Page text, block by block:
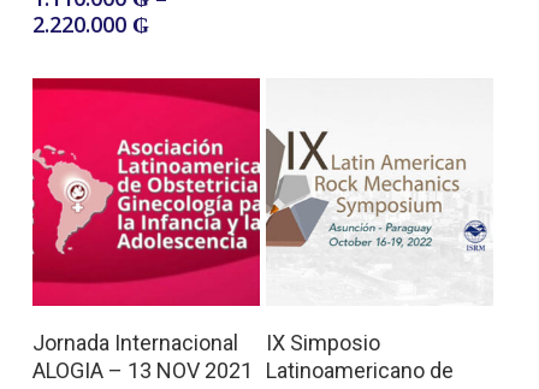
The
chosen
on
the
page
2.220.000 ₲Price
1.110.000 ₲
through
Add To Cart
Jornada Internacional
ALOGIA – 13 NOV 2021
Add To Cart
IX Simposio
Latinoamericano de